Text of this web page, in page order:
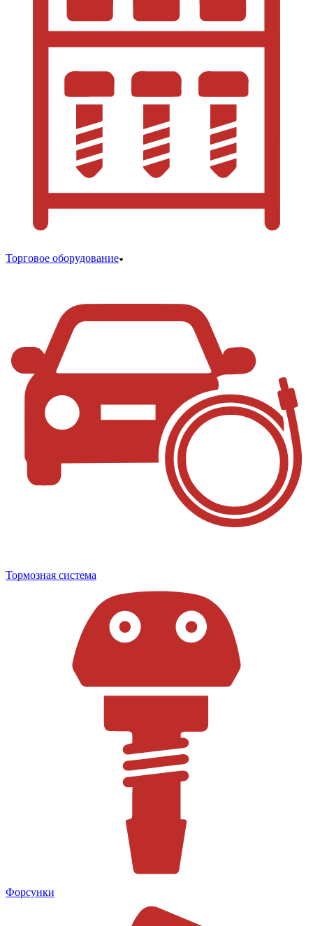
Торговое оборудование
Тормозная система
Форсунки